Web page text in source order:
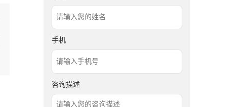
手机
咨询描述